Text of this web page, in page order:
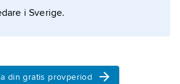
i Sverige.
din gratis provperiod